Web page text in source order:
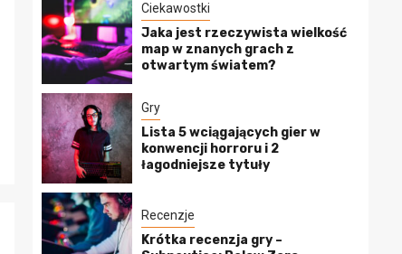
Ciekawostki
Jaka jest rzeczywista wielkość
map w znanych grach z
otwartym światem?
Gry
Lista 5 wciągających gier w
konwencji horroru i 2
łagodniejsze tytuły
Recenzje
Krótka recenzja gry –